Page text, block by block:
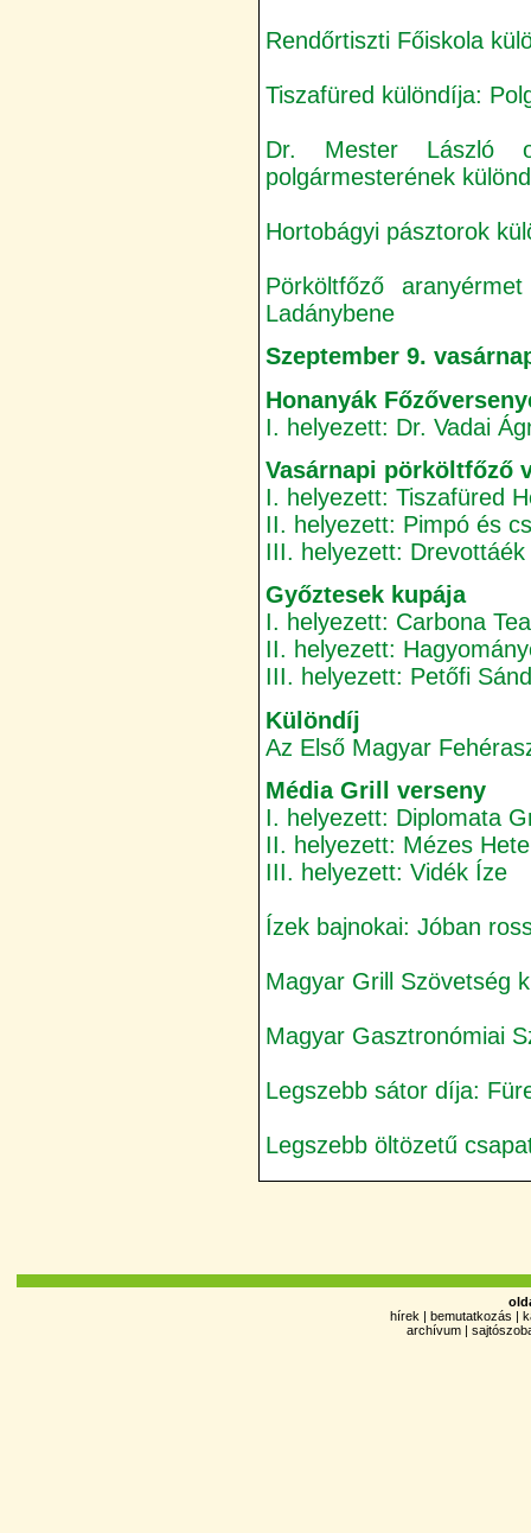
Rendőrtiszti Főiskola
Tiszafüred különdíja:
Dr. Mester László
polgármesterének
Hortobágyi pásztorok
Pörköltfőző
Ladánybene
Szeptember 9.
Honanyák
I. helyezett: Dr. Vadai
Vasárnapi pörköltfőző
I. helyezett: Tiszafüred
II. helyezett: Pimpó és
III. helyezett: Drevottáék
Győztesek kupája
I. helyezett: Carbona
II. helyezett:
III. helyezett: Petőfi
Különdíj
Az Első Magyar
Média Grill verseny
I. helyezett: Diplomata
II. helyezett: Mézes
III. helyezett: Vidék Íze
Ízek bajnokai: Jóban
Magyar Grill Szövetség
Magyar Gasztronómiai
Legszebb sátor díja:
Legszebb öltözetű
hírek | bemutatkozás |
archívum |